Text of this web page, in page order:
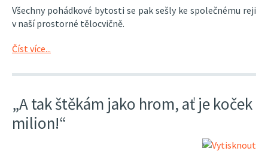
Všechny pohádkové bytosti se pak sešly ke společnému reji
v naší prostorné tělocvičně.
Číst více...
„A tak štěkám jako hrom, ať je koček
milion!“